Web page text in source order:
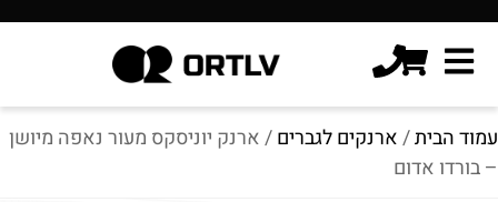
עמוד הבית/ארנקים לגברים/ ארנק יוניסקס מעור נאפה מיושן
– בורדו אדום